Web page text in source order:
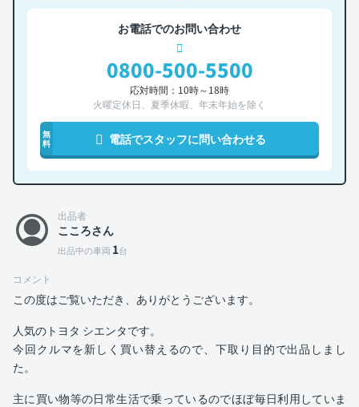
お電話でのお問い合わせ
0800-500-5500
応対時間：10時～18時
火曜定休日、夏季休暇、年末年始を除く
無
料
電話でスタッフに問い合わせる
出品者
こころさん
出品中の車両 1台
コメント
この度はご覧いただき、ありがとうございます。
人気のトヨタ シエンタです。
今回クルマを新しく買い替えるので、下取り目的で出品しまし
た。
主に買い物等の日常生活で乗っているのでほぼ毎日利用していま